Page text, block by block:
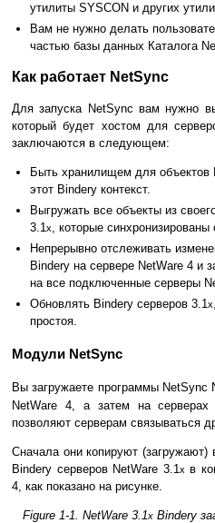
утилиты SYSCON и других
Вам не нужно делать
частью базы данных Каталога
Как работает NetSync
Для запуска NetSync вам нужно
который будет хостом для
заключаются в следующем:
Быть хранилищем для объектов
этот Bindery контекст.
Выгружать все объекты из
3.1x, которые синхронизированы
Непрерывно отслеживать
Bindery на сервере NetWare 4 и
на все подключенные серверы
Обновлять Bindery серверов 3.1x
простоя.
Модули NetSync
Вы загружаете программы NetSync
NetWare 4, а затем на серверах
позволяют серверам связываться
Сначала они копируют (загружают)
Bindery серверов NetWare 3.1x в
4, как показано на рисунке.
Figure 1-1. NetWare 3.1x Bindery